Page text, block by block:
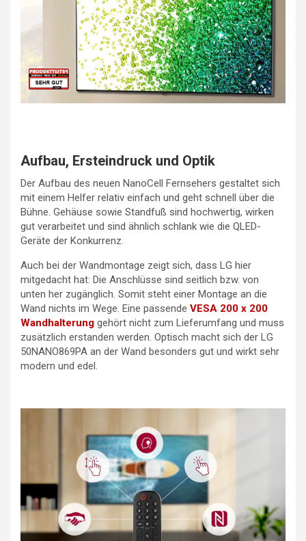
Aufbau, Ersteindruck und Optik
Der Aufbau des neuen NanoCell Fernsehers gestaltet sich
mit einem Helfer relativ einfach und geht schnell über die
Bühne. Gehäuse sowie Standfuß sind hochwertig, wirken
gut verarbeitet und sind ähnlich schlank wie die QLED-
Geräte der Konkurrenz.
Auch bei der Wandmontage zeigt sich, dass LG hier
mitgedacht hat: Die Anschlüsse sind seitlich bzw. von
unten her zugänglich. Somit steht einer Montage an die
Wand nichts im Wege. Eine passende VESA 200 x 200
Wandhalterung gehört nicht zum Lieferumfang und muss
zusätzlich erstanden werden. Optisch macht sich der LG
50NANO869PA an der Wand besonders gut und wirkt sehr
modern und edel.